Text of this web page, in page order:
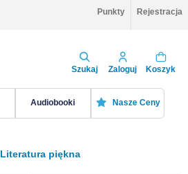
Punkty Rejestracja
Szukaj Zaloguj Koszyk
Audiobooki Nasze Ceny
Literatura piękna